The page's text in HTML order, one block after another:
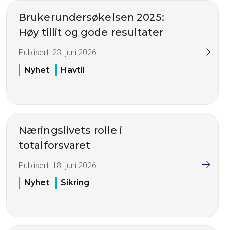
Brukerundersøkelsen 2025:
Høy tillit og gode resultater
Publisert: 23. juni 2026
Nyhet
Havtil
Næringslivets rolle i
totalforsvaret
Publisert: 18. juni 2026
Nyhet
Sikring